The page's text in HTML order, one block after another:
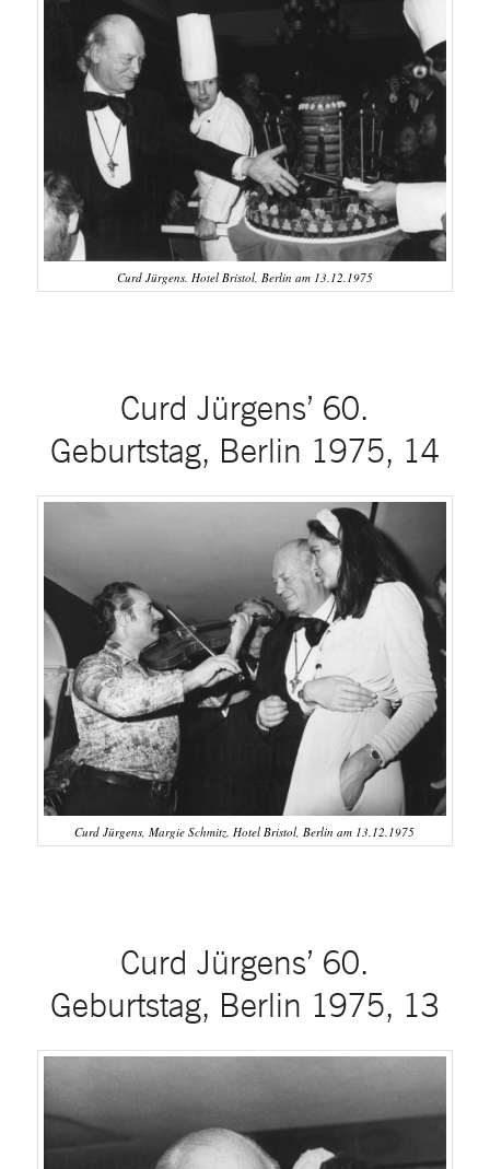
Curd Jürgens. Hotel Bristol, Berlin am 13.12.1975
Curd Jürgens’ 60.
Geburtstag, Berlin 1975, 14
Curd Jürgens, Margie Schmitz. Hotel Bristol, Berlin am 13.12.1975
Curd Jürgens’ 60.
Geburtstag, Berlin 1975, 13